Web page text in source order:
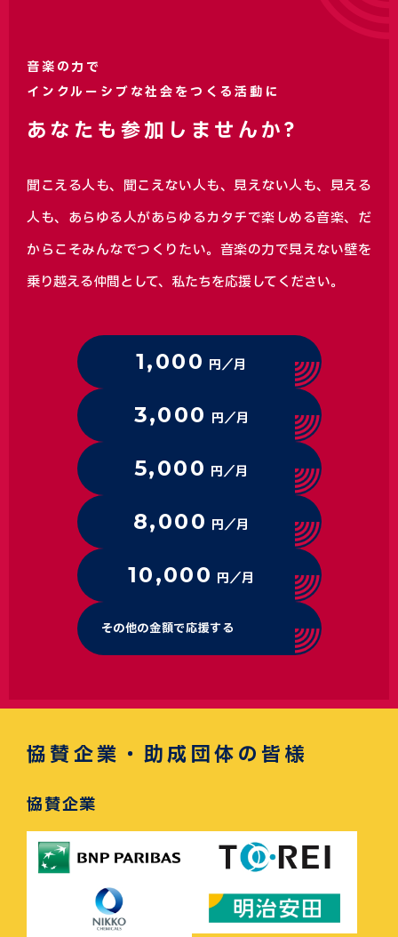
音楽の力で
インクルーシブな社会をつくる活動に
あなたも参加しませんか?
聞こえる人も、聞こえない人も、見えない人も、見える
人も、あらゆる人があらゆるカタチで楽しめる音楽、 だ
からこそみんなでつくりたい。音楽の力で見えない壁を
乗り越える仲間として、私たちを応援してください。
1,000 円／月
3,000 円／月
5,000 円／月
8,000 円／月
10,000 円／月
その他の金額で応援する
協賛企業・助成団体の皆様
協賛企業